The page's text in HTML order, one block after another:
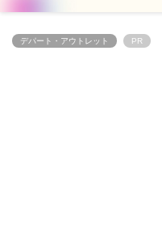
デパート・アウトレット PR